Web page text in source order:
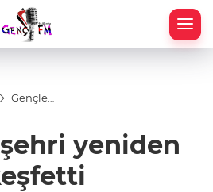
Gençler
keşfetti
yeniden